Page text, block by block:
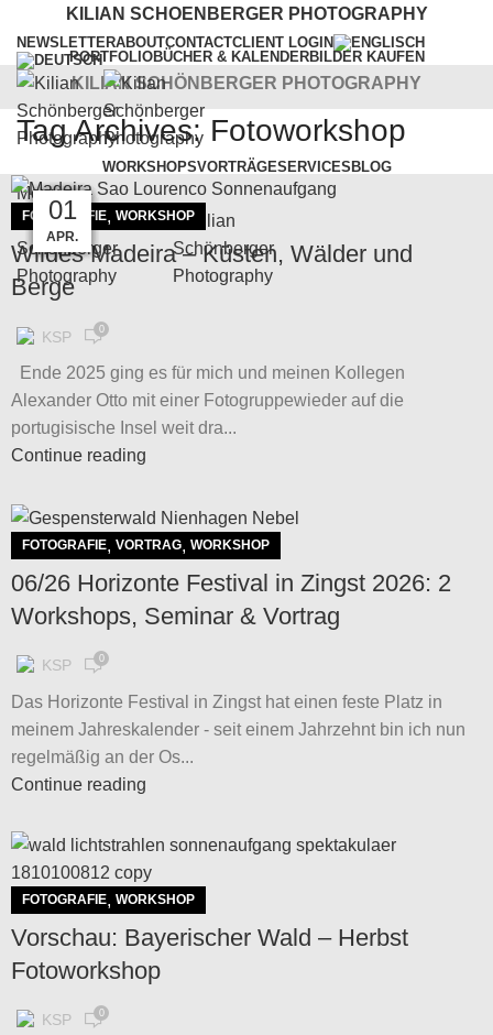
KILIAN SCHOENBERGER PHOTOGRAPHY
NEWSLETTERABOUTCONTACTCLIENT LOGIN
KILIAN SCHÖNBERGER PHOTOGRAPHY
PORTFOLIOBÜCHER & KALENDERBILDER KAUFEN
WORKSHOPSVORTRÄGESERVICES BLOG
Menu
Tag Archives: Fotoworkshop
15
MÄRZ
FOTOGRAFIE, WORKSHOP
Wildes Madeira – Küsten, Wälder und
Berge
KSP 0
Ende 2025 ging es für mich und meinen Kollegen
Alexander Otto mit einer Fotogruppewieder auf die
portugisische Insel weit dra...
Continue reading
14
MÄRZ
FOTOGRAFIE, VORTRAG, WORKSHOP
06/26 Horizonte Festival in Zingst 2026: 2
Workshops, Seminar & Vortrag
KSP 0
Das Horizonte Festival in Zingst hat einen feste Platz in
meinem Jahreskalender - seit einem Jahrzehnt bin ich nun
regelmäßig an der Os...
Continue reading
14
MAI
FOTOGRAFIE, WORKSHOP
Vorschau: Bayerischer Wald – Herbst
Fotoworkshop
KSP 0
28
JAN.
08
JAN.
04
APR.
04
APR.
01
APR.